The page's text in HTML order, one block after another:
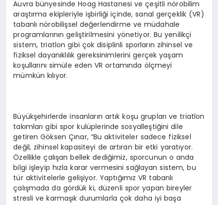
Auvra bünyesinde Hoag Hastanesi ve çeşitli nörobilim
araştırma ekipleriyle işbirliği içinde, sanal gerçeklik (VR)
tabanlı nörobilişsel değerlendirme ve müdahale
programlarının geliştirilmesini yönetiyor. Bu yenilikçi
sistem, triatlon gibi çok disiplinli sporların zihinsel ve
fiziksel dayanıklılık gereksinimlerini gerçek yaşam
koşullarını simüle eden VR ortamında ölçmeyi
mümkün kılıyor.
Büyükşehirlerde insanların artık koşu grupları ve triatlon
takımları gibi spor kulüplerinde sosyalleştiğini dile
getiren Göksen Çınar, “Bu aktiviteler sadece fiziksel
değil, zihinsel kapasiteyi de artıran bir etki yaratıyor.
Özellikle çalışan bellek dediğimiz, sporcunun o anda
bilgi işleyip hızla karar vermesini sağlayan sistem, bu
tür aktivitelerle gelişiyor. Yaptığımız VR tabanlı
çalışmada da gördük ki, düzenli spor yapan bireyler
stresli ve karmaşık durumlarla çok daha iyi başa